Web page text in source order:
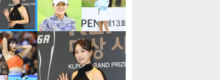
본 뉴스
스포츠 포토